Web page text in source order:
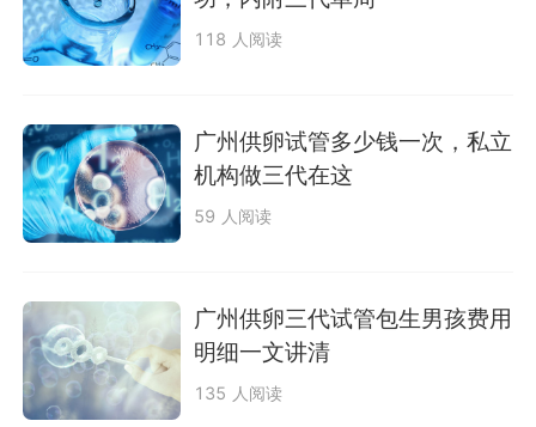
118 人阅读
广州供卵试管多少钱一次，私立
机构做三代在这
59 人阅读
广州供卵三代试管包生男孩费用
明细一文讲清
135 人阅读